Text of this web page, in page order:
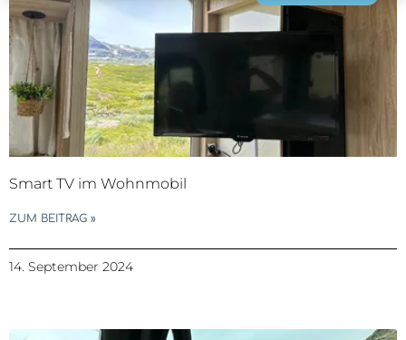
Smart TV im Wohnmobil
ZUM BEITRAG »
14. September 2024